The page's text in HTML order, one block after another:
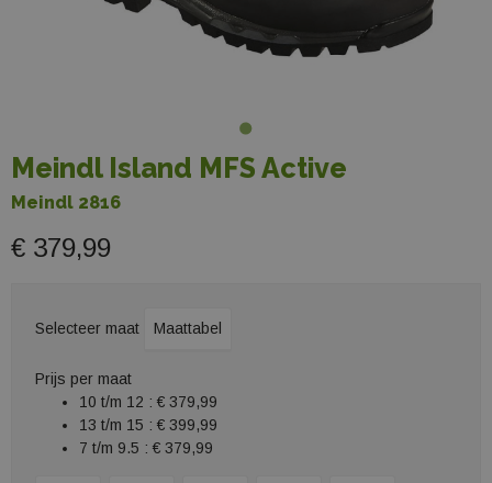
Meindl Island MFS Active
Meindl 2816
€ 379,99
Selecteer maat Maattabel
Prijs per maat
10 t/m 12 : € 379,99
13 t/m 15 : € 399,99
7 t/m 9.5 : € 379,99